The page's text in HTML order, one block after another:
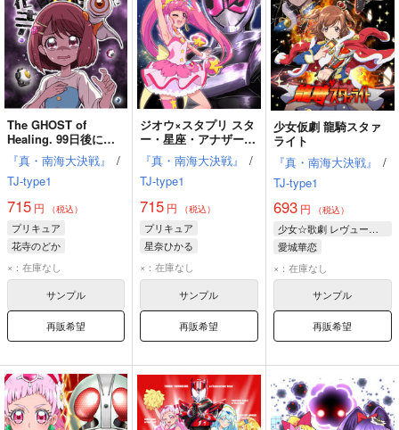
The GHOST of
Healing. 99日後に死
ぬ花寺
『真・南海大決戦』
/
TJ-type1
715 円 （税込）
プリキュア
花寺のどか
仮面ライダーディエンド
仮面ライダーカイザ
×：在庫なし
サンプル
再販希望
ジオウ×スタプリ スタ
ー・星座・アナザー
2019
『真・南海大決戦』
/
TJ-type1
715 円 （税込）
プリキュア
星奈ひかる
仮面ライダージオウ
キュアスター
×：在庫なし
サンプル
再販希望
少女仮劇 龍騎スタァ
ライト
『真・南海大決戦』
/
TJ-type1
693円 （税込）
少女☆歌劇 レヴュースタァライト
愛城華恋
仮面ライダー龍騎
大場なな
×：在庫なし
サンプル
再販希望